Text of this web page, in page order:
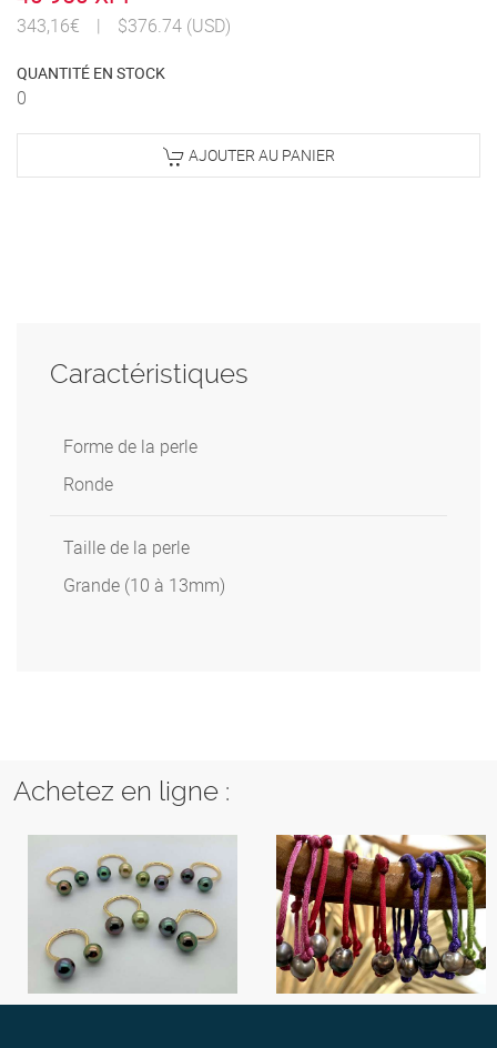
343,16€ | $376.74 (USD)
QUANTITÉ EN STOCK
0
AJOUTER AU PANIER
Caractéristiques
Forme de la perle
Ronde
Taille de la perle
Grande (10 à 13mm)
Achetez en ligne :